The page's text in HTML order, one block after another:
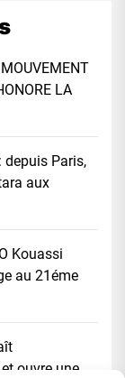
LA
depuis Paris,
aux
Kouassi
au 21éme
ouvre une